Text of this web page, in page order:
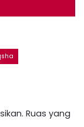
Ruas yang